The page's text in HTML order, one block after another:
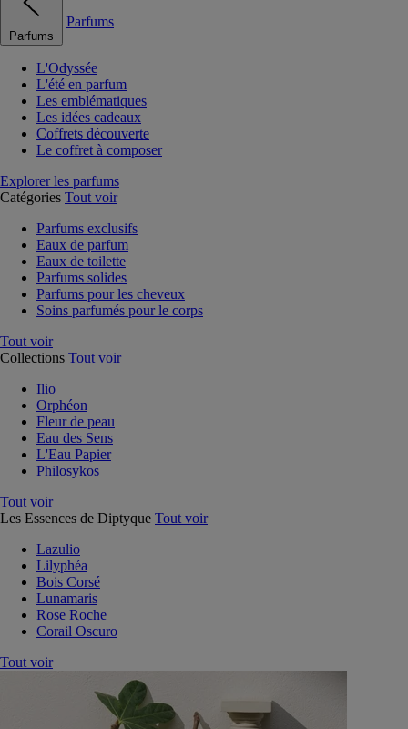
Parfums
Parfums
L'Odyssée
L'été en parfum
Les emblématiques
Les idées cadeaux
Coffrets découverte
Le coffret à composer
Explorer les parfums
Catégories Tout voir
Parfums exclusifs
Eaux de parfum
Eaux de toilette
Parfums solides
Parfums pour les cheveux
Soins parfumés pour le corps
Tout voir
Collections Tout voir
Ilio
Orphéon
Fleur de peau
Eau des Sens
L'Eau Papier
Philosykos
Tout voir
Les Essences de Diptyque Tout voir
Lazulio
Lilyphéa
Bois Corsé
Lunamaris
Rose Roche
Corail Oscuro
Tout voir